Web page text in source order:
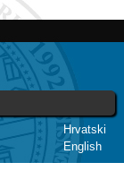
Hrvatski
English